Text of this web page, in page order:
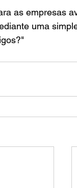
as empresas
uma